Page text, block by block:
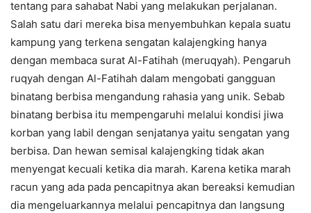
tentang para sahabat Nabi yang melakukan perjalanan.
Salah satu dari mereka bisa menyembuhkan kepala suatu
kampung yang terkena sengatan kalajengking hanya
dengan membaca surat Al-Fatihah (meruqyah). Pengaruh
ruqyah dengan Al-Fatihah dalam mengobati gangguan
binatang berbisa mengandung rahasia yang unik. Sebab
binatang berbisa itu mempengaruhi melalui kondisi jiwa
korban yang labil dengan senjatanya yaitu sengatan yang
berbisa. Dan hewan semisal kalajengking tidak akan
menyengat kecuali ketika dia marah. Karena ketika marah
racun yang ada pada pencapitnya akan bereaksi kemudian
dia mengeluarkannya melalui pencapitnya dan langsung